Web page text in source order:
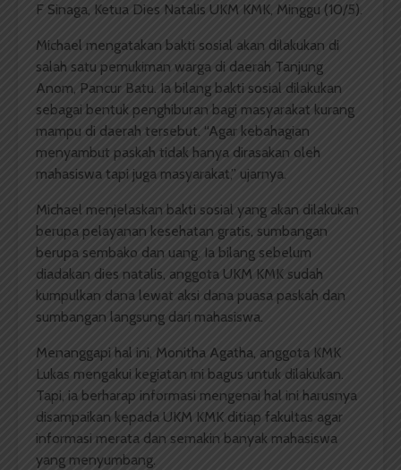
F Sinaga, Ketua Dies Natalis UKM KMK, Minggu (10/5).
Michael mengatakan bakti sosial akan dilakukan di
salah satu pemukiman warga di daerah Tanjung
Anom, Pancur Batu. Ia bilang bakti sosial dilakukan
sebagai bentuk penghiburan bagi masyarakat kurang
mampu di daerah tersebut. “Agar kebahagian
menyambut paskah tidak hanya dirasakan oleh
mahasiswa tapi juga masyarakat,” ujarnya.
Michael menjelaskan bakti sosial yang akan dilakukan
berupa pelayanan kesehatan gratis, sumbangan
berupa sembako dan uang. Ia bilang sebelum
diadakan dies natalis, anggota UKM KMK sudah
kumpulkan dana lewat aksi dana puasa paskah dan
sumbangan langsung dari mahasiswa.
Menanggapi hal ini, Monitha Agatha, anggota KMK
Lukas mengakui kegiatan ini bagus untuk dilakukan.
Tapi, ia berharap informasi mengenai hal ini harusnya
disampaikan kepada UKM KMK ditiap fakultas agar
informasi merata dan semakin banyak mahasiswa
yang menyumbang.